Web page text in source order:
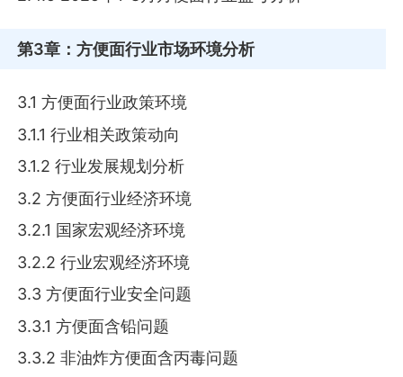
第3章 ：方便面行业市场环境分析
3.1 方便面行业政策环境
3.1.1 行业相关政策动向
3.1.2 行业发展规划分析
3.2 方便面行业经济环境
3.2.1 国家宏观经济环境
3.2.2 行业宏观经济环境
3.3 方便面行业安全问题
3.3.1 方便面含铅问题
3.3.2 非油炸方便面含丙毒问题